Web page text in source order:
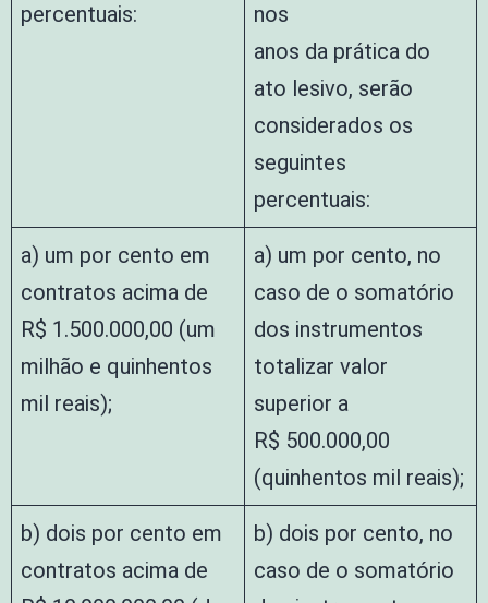
percentuais:
nos
anos da prática do
ato lesivo, serão
considerados os
seguintes
percentuais:
a) um por cento em
contratos acima de
R$ 1.500.000,00 (um
milhão e quinhentos
mil reais);
a) um por cento, no
caso de o somatório
dos instrumentos
totalizar valor
superior a
R$ 500.000,00
(quinhentos mil reais);
b) dois por cento em
contratos acima de
b) dois por cento, no
caso de o somatório